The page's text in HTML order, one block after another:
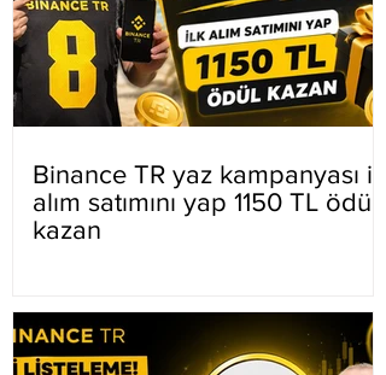
Binance TR yaz kampanyası ilk
alım satımını yap 1150 TL ödül
kazan